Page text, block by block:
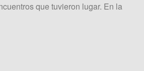
que tuvieron lugar. En la